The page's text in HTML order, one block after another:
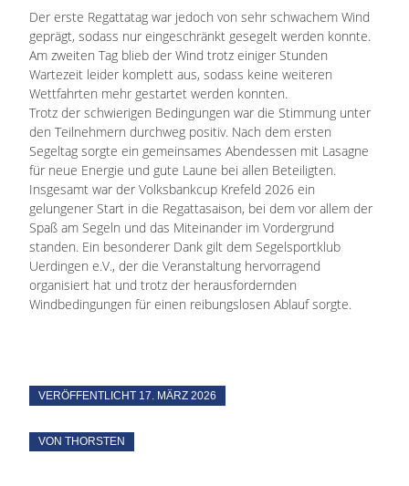
Der erste Regattatag war jedoch von sehr schwachem Wind
geprägt, sodass nur eingeschränkt gesegelt werden konnte.
Am zweiten Tag blieb der Wind trotz einiger Stunden
Wartezeit leider komplett aus, sodass keine weiteren
Wettfahrten mehr gestartet werden konnten.
Trotz der schwierigen Bedingungen war die Stimmung unter
den Teilnehmern durchweg positiv. Nach dem ersten
Segeltag sorgte ein gemeinsames Abendessen mit Lasagne
für neue Energie und gute Laune bei allen Beteiligten.
Insgesamt war der Volksbankcup Krefeld 2026 ein
gelungener Start in die Regattasaison, bei dem vor allem der
Spaß am Segeln und das Miteinander im Vordergrund
standen. Ein besonderer Dank gilt dem Segelsportklub
Uerdingen e.V., der die Veranstaltung hervorragend
organisiert hat und trotz der herausfordernden
Windbedingungen für einen reibungslosen Ablauf sorgte.
VERÖFFENTLICHT 17. MÄRZ 2026
VON THORSTEN